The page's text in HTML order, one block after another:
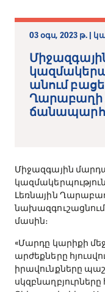
03 օգս, 2023 թ. |
անում
Ղարաբաղի
Միջազգային
Լեռնային
մասին։
«Մարդը կարիքի
արժեքները
իրավունքները